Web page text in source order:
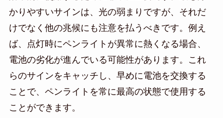
かりやすいサインは、光の弱まりですが、それだ
けでなく他の兆候にも注意を払うべきです。例え
ば、点灯時にペンライトが異常に熱くなる場合、
電池の劣化が進んでいる可能性があります。これ
らのサインをキャッチし、早めに電池を交換する
ことで、ペンライトを常に最高の状態で使用する
ことができます。